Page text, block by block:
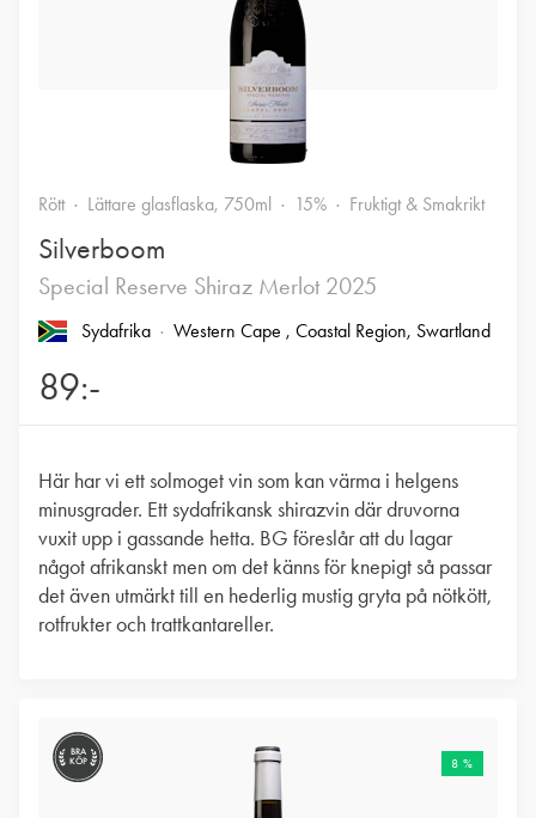
Rött Lättare glasflaska, 750ml 15% Fruktigt & Smakrikt
Silverboom
Special Reserve Shiraz Merlot 2025
Sydafrika Western Cape , Coastal Region, Swartland
89:-
Här har vi ett solmoget vin som kan värma i helgens
minusgrader. Ett sydafrikansk shirazvin där druvorna
vuxit upp i gassande hetta. BG föreslår att du lagar
något afrikanskt men om det känns för knepigt så passar
det även utmärkt till en hederlig mustig gryta på nötkött,
rotfrukter och trattkantareller.
BRA
KÖP
8 %